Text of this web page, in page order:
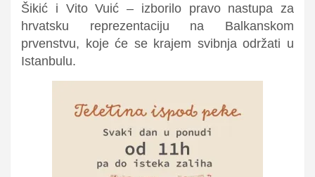
Šikić i Vito Vuić – izborilo pravo nastupa za
hrvatsku reprezentaciju na Balkanskom
prvenstvu, koje će se krajem svibnja održati u
Istanbulu.